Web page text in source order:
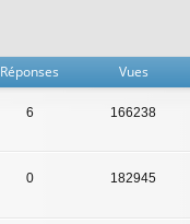
Réponses Vues
6 166238
0 182945